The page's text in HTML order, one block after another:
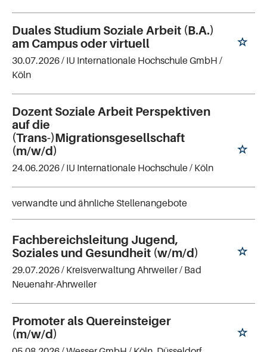
Duales Studium Soziale Arbeit (B.A.)
am Campus oder virtuell
30.07.2026 / IU Internationale Hochschule GmbH /
Köln
Dozent Soziale Arbeit Perspektiven
auf die
(Trans-)Migrationsgesellschaft
(m/w/d)
24.06.2026 / IU Internationale Hochschule/ Köln
verwandte und ähnliche Stellenangebote
Fachbereichsleitung Jugend,
Soziales und Gesundheit (w/m/d)
29.07.2026 / Kreisverwaltung Ahrweiler/ Bad
Neuenahr-Ahrweiler
Promoter als Quereinsteiger
(m/w/d)